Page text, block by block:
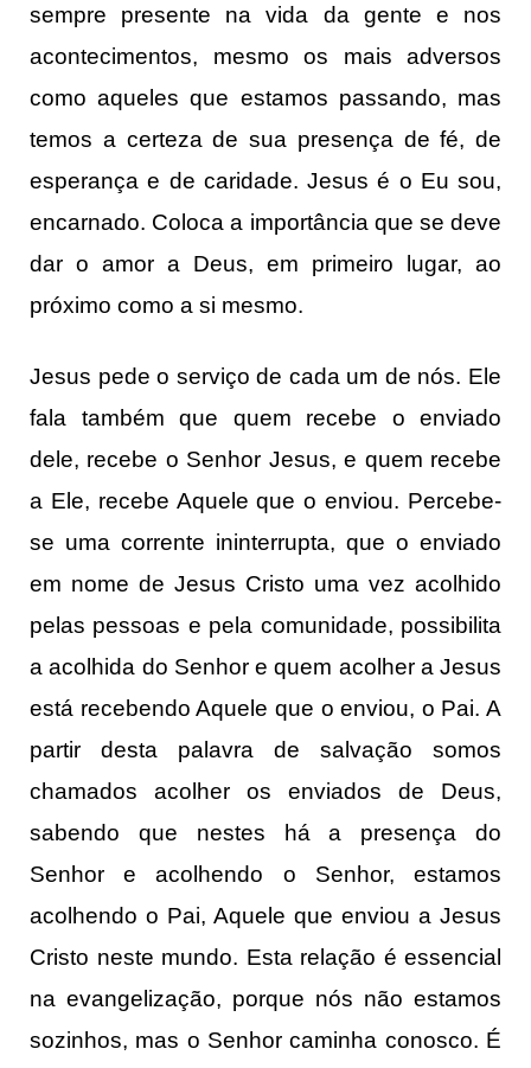
sempre presente na vida da gente e nos
acontecimentos, mesmo os mais adversos
como aqueles que estamos passando, mas
temos a certeza de sua presença de fé, de
esperança e de caridade. Jesus é o Eu sou,
encarnado. Coloca a importância que se deve
dar o amor a Deus, em primeiro lugar, ao
próximo como a si mesmo.
Jesus pede o serviço de cada um de nós. Ele
fala também que quem recebe o enviado
dele, recebe o Senhor Jesus, e quem recebe
a Ele, recebe Aquele que o enviou. Percebe-
se uma corrente ininterrupta, que o enviado
em nome de Jesus Cristo uma vez acolhido
pelas pessoas e pela comunidade, possibilita
a acolhida do Senhor e quem acolher a Jesus
está recebendo Aquele que o enviou, o Pai. A
partir desta palavra de salvação somos
chamados acolher os enviados de Deus,
sabendo que nestes há a presença do
Senhor e acolhendo o Senhor, estamos
acolhendo o Pai, Aquele que enviou a Jesus
Cristo neste mundo. Esta relação é essencial
na evangelização, porque nós não estamos
sozinhos, mas o Senhor caminha conosco. É